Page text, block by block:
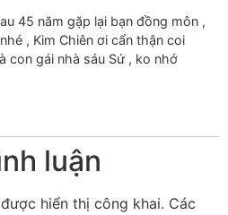
45 năm gặp lại bạn đồng môn ,
, Kim Chiên ơi cẩn thận coi
con gái nhà sáu Sứ , ko nhớ
luận
hiển thị công khai. Các